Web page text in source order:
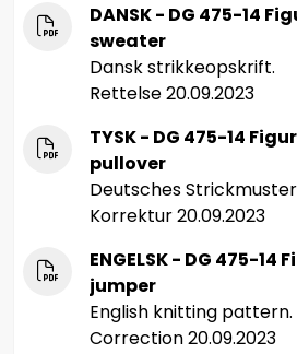
DANSK - DG 475-14
sweater
Dansk strikkeopskrift.
Rettelse 20.09.2023
TYSK - DG 475-14 Figur
pullover
Deutsches
Korrektur 20.09.2023
ENGELSK - DG 475-14
jumper
English knitting pattern.
Correction 20.09.2023